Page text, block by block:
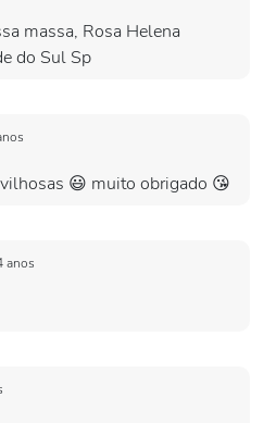
massa, Rosa Helena
do Sul Sp
😃 muito obrigado 😘
anos